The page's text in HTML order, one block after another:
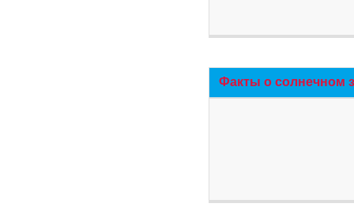
Факты о солнечном